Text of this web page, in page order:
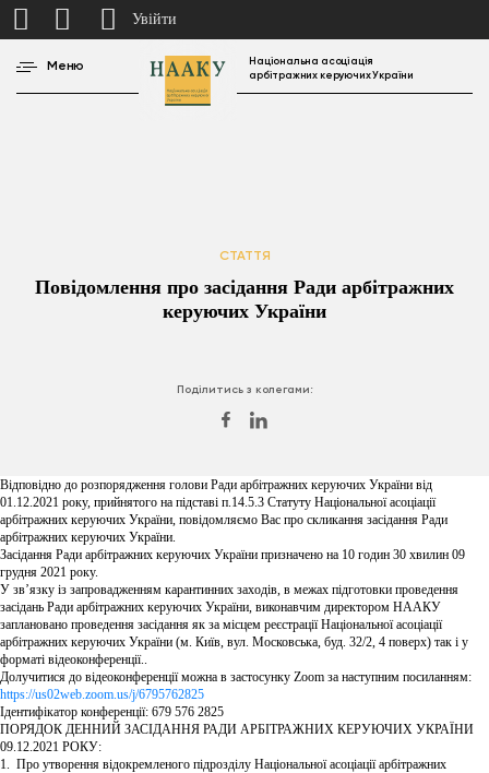
Меню
Національна асоціація
арбітражних керуючих України
СТАТТЯ
Повідомлення про засідання Ради арбітражних
керуючих України
Поділитись з колегами:
Відповідно до розпорядження голови Ради арбітражних керуючих України від
01.12.2021 року, прийнятого на підставі п.14.5.3 Статуту Національної асоціації
арбітражних керуючих України, повідомляємо Вас про скликання засідання Ради
арбітражних керуючих України.
Засідання Ради арбітражних керуючих України призначено на 10 годин 30 хвилин 09
грудня 2021 року.
У зв’язку із запровадженням карантинних заходів, в межах підготовки проведення
засідань Ради арбітражних керуючих України, виконавчим директором НААКУ
заплановано проведення засідання як за місцем реєстрації Національної асоціації
арбітражних керуючих України (м. Київ, вул. Московська, буд. 32/2, 4 поверх) так і у
форматі відеоконференції..
Долучитися до відеоконференції можна в застосунку Zoom за наступним посиланням:
https://us02web.zoom.us/j/6795762825
Ідентифікатор конференції: 679 576 2825
ПОРЯДОК ДЕННИЙ ЗАСІДАННЯ РАДИ АРБІТРАЖНИХ КЕРУЮЧИХ УКРАЇНИ
09.12.2021 РОКУ:
1. Про утворення відокремленого підрозділу Національної асоціації арбітражних
Увійти